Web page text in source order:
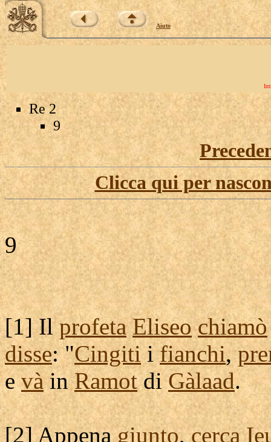
Aiuto
Re 2
9
Clicca qui per
9
[1] Ilprofeta Eliseo chiamò
disse: "Cingitiifianchi,
evàinRamotdiGàlaad.
[2] Appenagiunto,cerca